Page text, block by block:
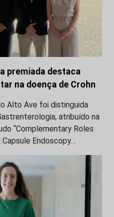
premiada destaca
na doença de Crohn
Alto Ave foi distinguida
atribuído na
“Complementary Roles
Endoscopy…